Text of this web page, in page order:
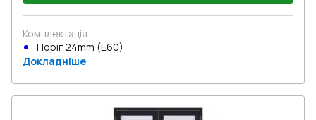
Комплектація
Поріг 24mm (E60)
Докладніше